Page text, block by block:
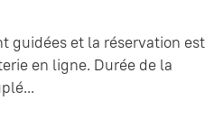
guidées et la réservation est
en ligne. Durée de la